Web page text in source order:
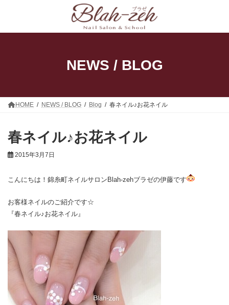
ン
ー
NEWS / BLOG
HOME NEWS / BLOG Blog 春ネイル♪お花ネイル
春ネイル♪お花ネイル
2015年3月7日
こんにちは！錦糸町ネイルサロンBlah-zehブラゼの伊藤です
お客様ネイルのご紹介です☆
『春ネイル♪お花ネイル』